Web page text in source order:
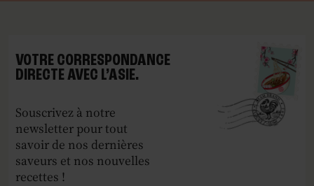
VOTRE CORRESPONDANCE
DIRECTE AVEC L’ASIE.
Souscrivez à notre
newsletter pour tout
savoir de nos dernières
saveurs et nos nouvelles
recettes !